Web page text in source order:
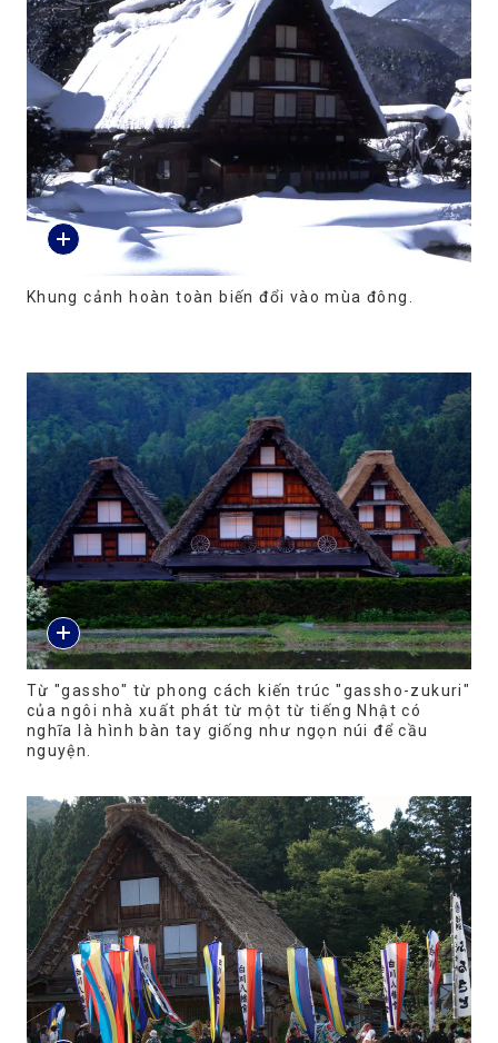
Khung cảnh hoàn toàn biến đổi vào mùa đông.
Từ "gassho" từ phong cách kiến trúc "gassho-zukuri"
của ngôi nhà xuất phát từ một từ tiếng Nhật có
nghĩa là hình bàn tay giống như ngọn núi để cầu
nguyện.